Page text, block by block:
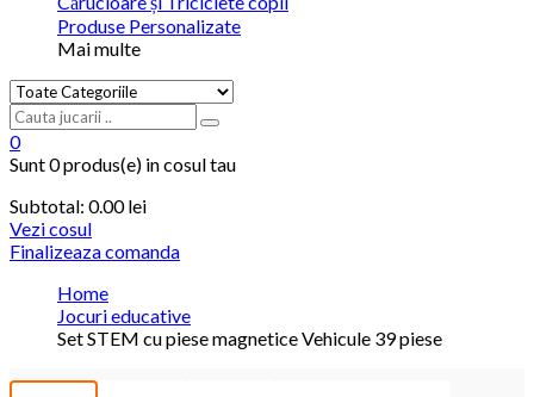
Produse Personalizate
Mai multe
0
Sunt0 produs(e) in cosul tau
Subtotal: 0.00 lei
Vezi cosul
Finalizeaza comanda
Home
Jocuri educative
Set STEM cu piese magnetice Vehicule 39 piese